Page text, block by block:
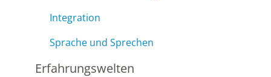
Integration
Sprache und Sprechen
Erfahrungswelten